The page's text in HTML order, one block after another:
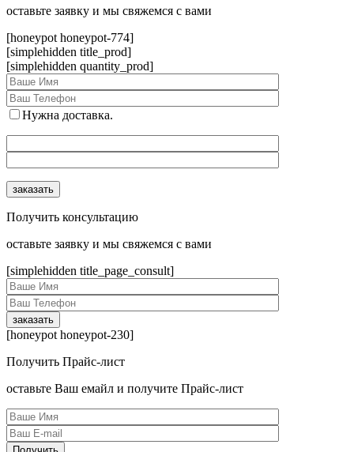
оcтавьте заявку и мы свяжемся с вами
[honeypot honeypot-774]
[simplehidden title_prod]
[simplehidden quantity_prod]
Нужна доставка.
Получить консультацию
оcтавьте заявку и мы свяжемся с вами
[simplehidden title_page_consult]
[honeypot honeypot-230]
Получить Прайс-лист
оcтавьте Ваш емайл и получите Прайс-лист